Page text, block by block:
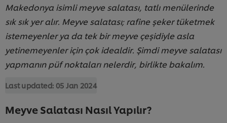
Makedonya isimli meyve salatası, tatlı menülerinde
sık sık yer alır. Meyve salatası; rafine şeker tüketmek
istemeyenler ya da tek bir meyve çeşidiyle asla
yetinemeyenler için çok idealdir. Şimdi meyve salatası
yapmanın püf noktaları nelerdir, birlikte bakalım.
Last updated: 05 Jan 2024
Meyve Salatası Nasıl Yapılır?